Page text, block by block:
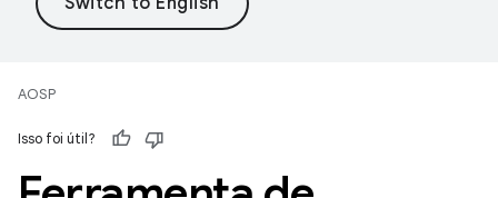
AOSP
Isso foi útil?